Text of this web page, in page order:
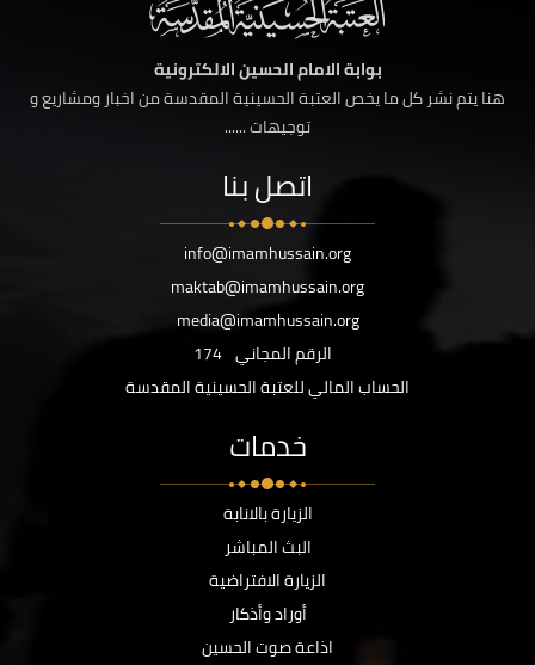
بوابة الامام الحسين الالكترونية
هنا يتم نشر كل ما يخص العتبة الحسينية المقدسة من اخبار ومشاريع و
توجيهات ......
اتصل بنا
info@imamhussain.org
maktab@imamhussain.org
media@imamhussain.org
الرقم المجاني 174
الحساب المالي للعتبة الحسينية المقدسة
خدمات
الزيارة بالانابة
البث المباشر
الزيارة الافتراضية
أوراد وأذكار
اذاعة صوت الحسين